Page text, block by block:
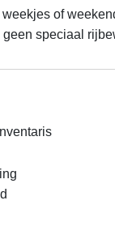
of
speciaal